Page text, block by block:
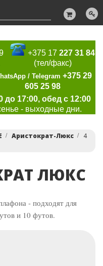
+375 17227 31 84
(тел/факс)
/ Telegram +375 29
605 25 98
до 17:00, обед с 12:00
- выходные дни.
Аристократ-Люкс
4
ЛЮКС
- подходят для
и 10 футов.